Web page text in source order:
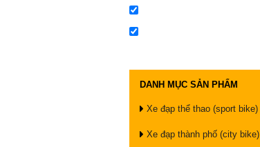
DANH MỤC SẢN PHẨM
Xe đạp thể thao (sport bike)
Xe đạp thành phố (city bike)